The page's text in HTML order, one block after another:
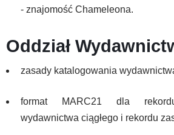
- znajomość Chameleona.
Oddział
zasady katalogowania
format MARC21 dla
wydawnictwa ciągłego i rekordu